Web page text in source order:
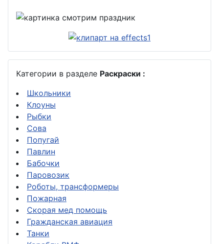
Категории в разделе Раскраски :
Школьники
Клоуны
Рыбки
Сова
Попугай
Павлин
Бабочки
Паровозик
Роботы, трансформеры
Пожарная
Скорая мед помощь
Гражданская авиация
Танки